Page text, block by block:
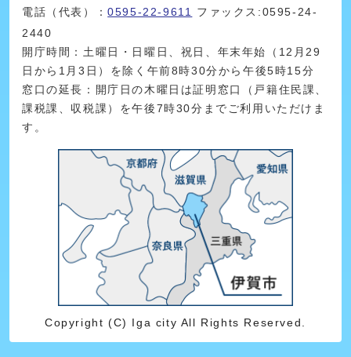
電話（代表）：0595-22-9611
ファックス:0595-24-
2440
開庁時間：土曜日・日曜日、祝日、年末年始（12月29
日から1月3日）を除く午前8時30分から午後5時15分
窓口の延長：開庁日の木曜日は証明窓口（戸籍住民課、
課税課、収税課）を午後7時30分までご利用いただけま
す。
Copyright (C) Iga city All Rights Reserved.